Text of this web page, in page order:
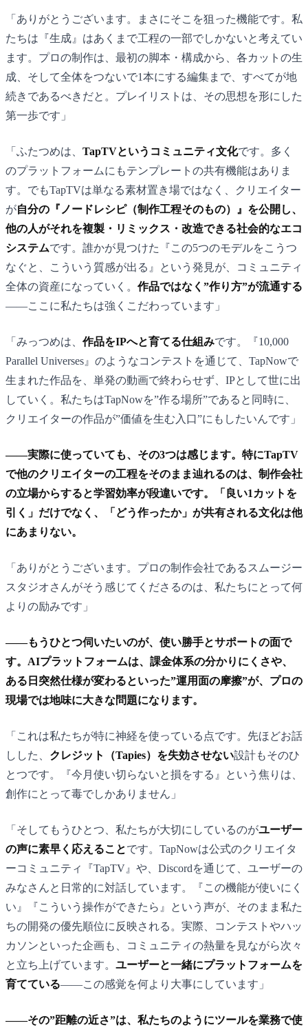
「ありがとうございます。まさにそこを狙った機能です。私
たちは『生成』はあくまで工程の一部でしかないと考えてい
ます。プロの制作は、最初の脚本・構成から、各カットの生
成、そして全体をつないで1本にする編集まで、すべてが地
続きであるべきだと。プレイリストは、その思想を形にした
第一歩です」
「ふたつめは、 TapTVというコミュニティ文化です。多く
のプラットフォームにもテンプレートの共有機能はありま
す。でもTapTVは単なる素材置き場ではなく、クリエイター
が自分の『ノードレシピ（制作工程そのもの）』を公開し、
他の人がそれを複製・リミックス・改造できる社会的なエコ
システムです。誰かが見つけた『この5つのモデルをこうつ
なぐと、こういう質感が出る』という発見が、コミュニティ
全体の資産になっていく。 作品ではなく”作り方”が流通する
——ここに私たちは強くこだわっています」
「みっつめは、 作品をIPへと育てる仕組みです。『10,000
Parallel Universes』のようなコンテストを通じて、TapNowで
生まれた作品を、単発の動画で終わらせず、IPとして世に出
していく。私たちはTapNowを”作る場所”であると同時に、
クリエイターの作品が”価値を生む入口”にもしたいんです」
——実際に使っていても、その3つは感じます。特にTapTV
で他のクリエイターの工程をそのまま辿れるのは、制作会社
の立場からすると学習効率が段違いです。「良い1カットを
引く」だけでなく、「どう作ったか」が共有される文化は他
にあまりない。
「ありがとうございます。プロの制作会社であるスムージー
スタジオさんがそう感じてくださるのは、私たちにとって何
よりの励みです」
——もうひとつ伺いたいのが、使い勝手とサポートの面で
す。AIプラットフォームは、課金体系の分かりにくさや、
ある日突然仕様が変わるといった”運用面の摩擦”が、プロの
現場では地味に大きな問題になります。
「これは私たちが特に神経を使っている点です。先ほどお話
しした、 クレジット（Tapies）を失効させない設計もそのひ
とつです。『今月使い切らないと損をする』という焦りは、
創作にとって毒でしかありません」
「そしてもうひとつ、私たちが大切にしているのがユーザー
の声に素早く応えることです。TapNowは公式のクリエイタ
ーコミュニティ『TapTV』や、Discordを通じて、ユーザーの
みなさんと日常的に対話しています。『この機能が使いにく
い』『こういう操作ができたら』という声が、そのまま私た
ちの開発の優先順位に反映される。実際、コンテストやハッ
カソンといった企画も、コミュニティの熱量を見ながら次々
と立ち上げています。 ユーザーと一緒にプラットフォームを
育てている——この感覚を何より大事にしています」
——その”距離の近さ”は、私たちのようにツールを業務で使